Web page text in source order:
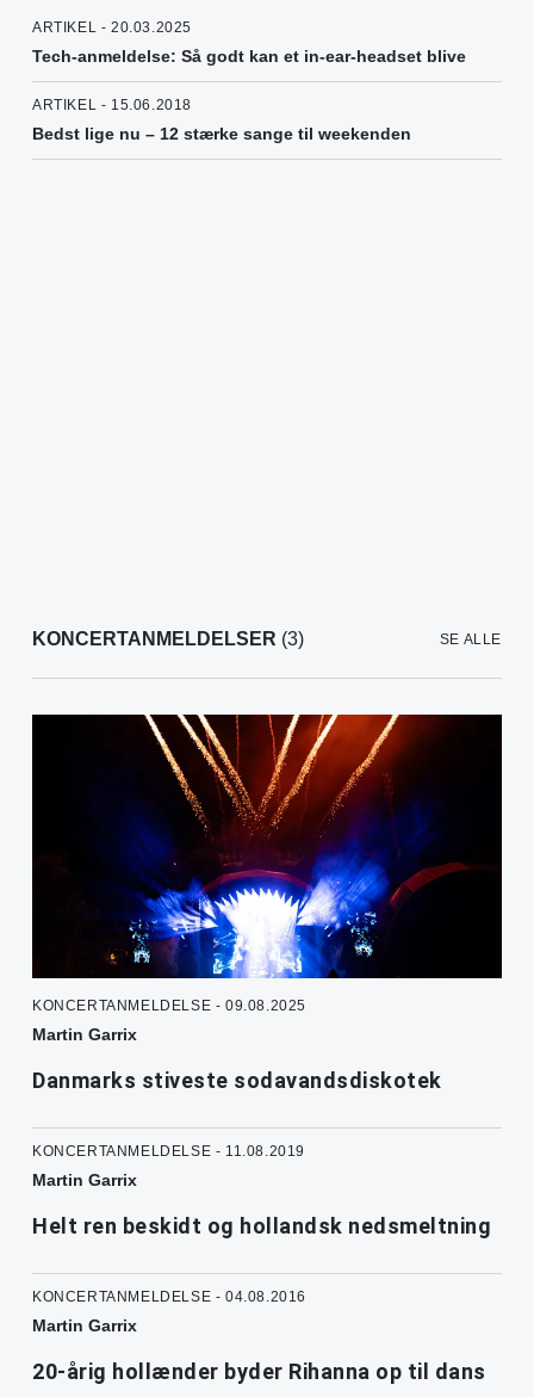
ARTIKEL - 20.03.2025
Tech-anmeldelse: Så godt kan et in-ear-headset blive
ARTIKEL - 15.06.2018
Bedst lige nu – 12 stærke sange til weekenden
KONCERTANMELDELSER (3) SE ALLE
KONCERTANMELDELSE - 09.08.2025
Martin Garrix
Danmarks stiveste sodavandsdiskotek
KONCERTANMELDELSE - 11.08.2019
Martin Garrix
Helt ren beskidt og hollandsk nedsmeltning
KONCERTANMELDELSE - 04.08.2016
Martin Garrix
20-årig hollænder byder Rihanna op til dans